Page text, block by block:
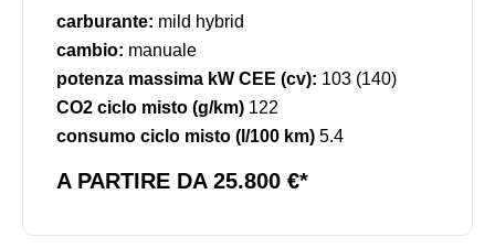
carburante: mild hybrid
cambio: manuale
potenza massima kW CEE (cv): 103 (140)
CO2 ciclo misto (g/km) 122
consumo ciclo misto (l/100 km) 5.4
A PARTIRE DA 25.800 €*